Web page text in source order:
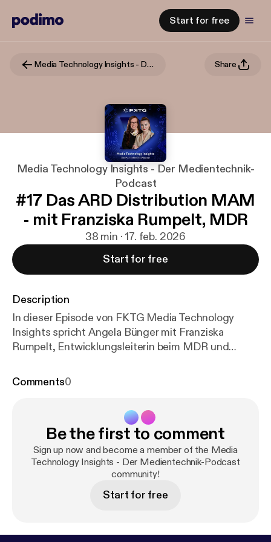
Start for free
Media Technology Insights - Der Medientechnik-Podcast Share
Media Technology Insights - Der Medientechnik-
Podcast
#17 Das ARD Distribution MAM
- mit Franziska Rumpelt, MDR
38 min · 17. feb. 2026
Start for free
Description
In dieser Episode von FKTG Media Technology
Insights spricht Angela Bünger mit Franziska
Rumpelt, Entwicklungsleiterin beim MDR und
MAM) – eine zentrale Infrastrukturkomponente der
plattformgetriebenen Medienlandschaft effizienter,
schneller und konsistenter in digitale Ausspielwege
gelangen können. Historisch gewachsene
Systemlandschaften, viele manuelle
Prozessschritte und fragmentierte Workflows
haben in der Vergangenheit häufig zu langen
Rückgrat für automatisierte Distributionsprozesse
Comments0
Be the first to comment
Sign up now and become a member of the Media
Technology Insights - Der Medientechnik-Podcast
community!
Start for free